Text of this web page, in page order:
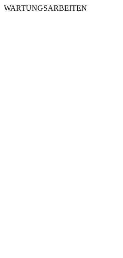
WARTUNGSARBEITEN